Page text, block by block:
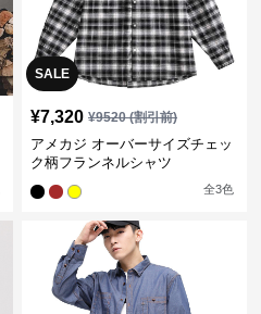
SALE
¥7,320 ¥9520(割引前)
アメカジ オーバーサイズチェッ
ク柄フランネルシャツ
全3色